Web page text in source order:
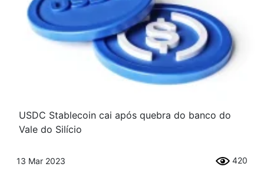
USDC Stablecoin cai após quebra do banco do
Vale do Silício
13 Mar 2023 420